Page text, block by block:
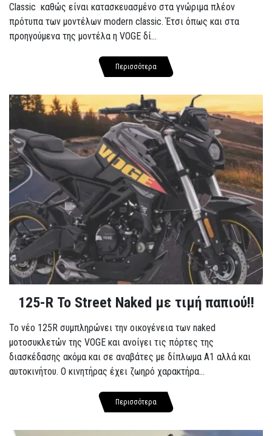
Classic καθώς είναι κατασκευασμένο στα γνώριμα πλέον
πρότυπα των μοντέλων modern classic. Έτσι όπως και στα
προηγούμενα της μοντέλα η VOGE δί...
Περισσότερα
125-R Το Street Naked με τιμή παπιού!!
Το νέο 125R συμπληρώνει την οικογένεια των naked
μοτοσυκλετών της VOGE και ανοίγει τις πόρτες της
διασκέδασης ακόμα και σε αναβάτες με δίπλωμα A1 αλλά και
αυτοκινήτου. Ο κινητήρας έχει ζωηρό χαρακτήρα...
Περισσότερα